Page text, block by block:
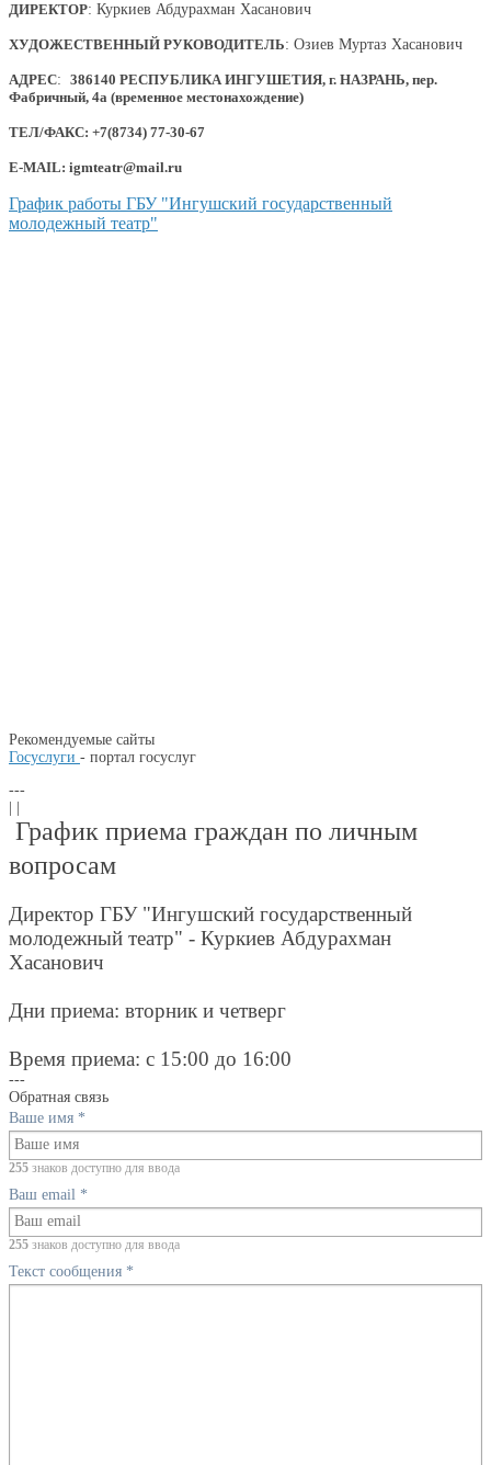
ДИРЕКТОР: Куркиев Абдурахман Хасанович
ХУДОЖЕСТВЕННЫЙ РУКОВОДИТЕЛЬ: Озиев Муртаз Хасанович
АДРЕС: 386140 РЕСПУБЛИКА ИНГУШЕТИЯ, г. НАЗРАНЬ, пер.
Фабричный, 4а (временное местонахождение)
ТЕЛ/ФАКС: +7(8734) 77-30-67
E-MAIL: igmteatr@mail.ru
График работы ГБУ "Ингушский государственный
молодежный театр"
Рекомендуемые сайты
Госуслуги - портал госуслуг
---
График приема граждан по личным
вопросам
Директор ГБУ "Ингушский государственный
молодежный театр" - Куркиев Абдурахман
Хасанович
Дни приема: вторник и четверг
Время приема: с 15:00 до 16:00
---
Обратная связь
Ваше имя *
255 знаков доступно для ввода
Ваш email *
255 знаков доступно для ввода
Текст сообщения *